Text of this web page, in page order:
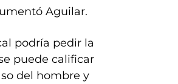
Aguilar.
podría pedir la
puede calificar
del hombre y